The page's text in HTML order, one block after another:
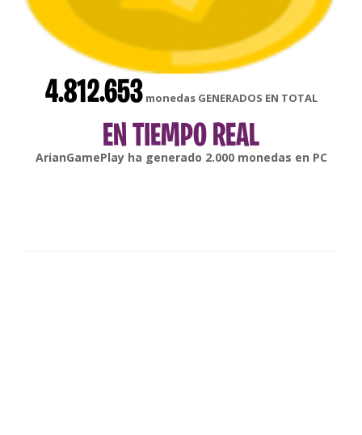
4.812.653 monedas GENERADOS EN TOTAL
EN TIEMPO REAL
gonsabellaha generado6.000monedas enAndroid